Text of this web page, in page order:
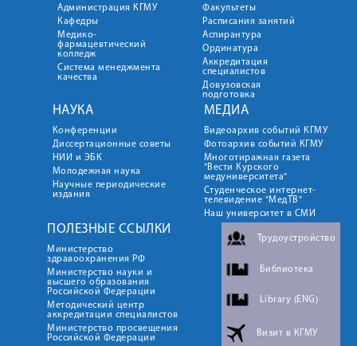
Администрация КГМУ
Кафедры
Медико-
фармацевтический
колледж
Система менеджмента
качества
Факультеты
Расписания занятий
Аспирантура
Ординатура
Аккредитация
специалистов
Довузовская
подготовка
НАУКА
Конференции
Диссертационные советы
НИИ и ЭБК
Молодежная наука
Научные периодические
издания
МЕДИА
Видеоархив событий КГМУ
Фотоархив событий КГМУ
Многотиражная газета
"Вести Курского
медуниверситета"
Студенческое интернет-
телевидение "МедТВ"
Наш университет в СМИ
ПОЛЕЗНЫЕ ССЫЛКИ
Министерство
здравоохранения РФ
Министерство науки и
высшего образования
Российской Федерации
Методический центр
аккредитации специалистов
Министерство просвещения
Российской Федерации
Трудоустройство
Библиотека
Library (ENG)
Визит в КГМУ